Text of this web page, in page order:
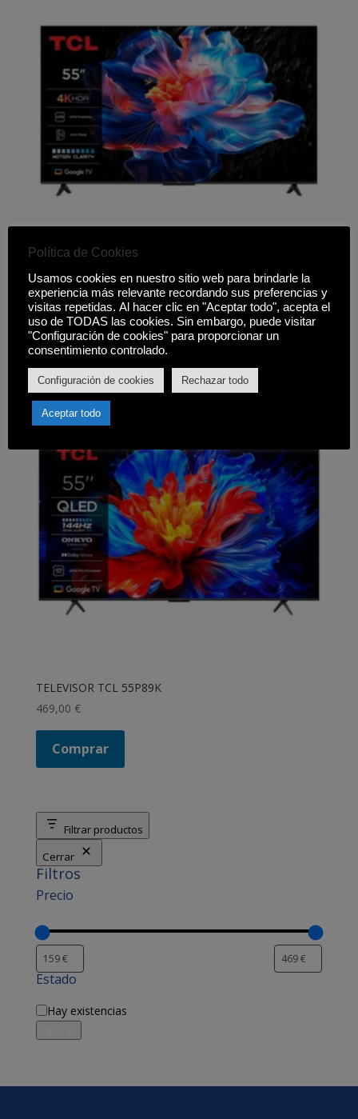
359,00€
Comprar
TELEVISOR TCL 55P89K
469,00 €
Comprar
Filtrar productos
Cerrar
Filtros
Precio
Estado
Disponibilidad
Hay existencias
Política de Cookies
Usamos cookies en nuestro sitio web para brindarle la
experiencia más relevante recordando sus preferencias y
visitas repetidas. Al hacer clic en "Aceptar todo", acepta el
uso de TODAS las cookies. Sin embargo, puede visitar
"Configuración de cookies" para proporcionar un
consentimiento controlado.
Configuración de cookies Rechazar todo
Aceptar todo